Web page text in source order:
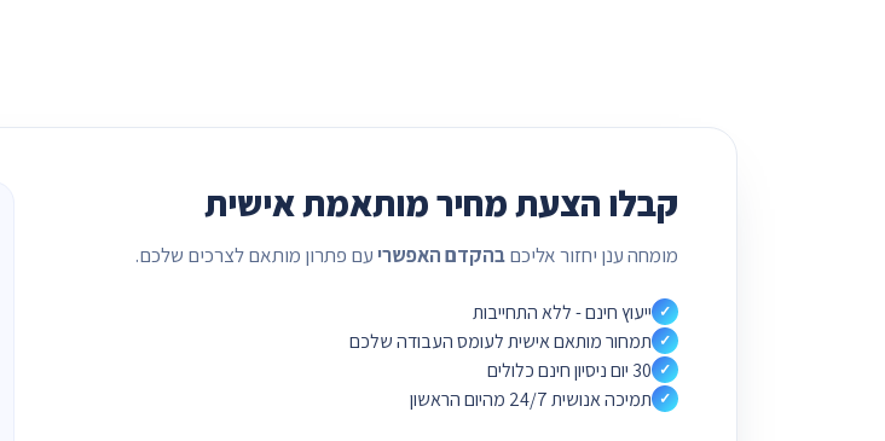
קבלו הצעת מחיר מותאמת אישית
מומחה ענן יחזור אליכםבהקדם האפשרי עם פתרון מותאם לצרכים שלכם.
✓ ייעוץ חינם - ללא התחייבות
✓ תמחור מותאם אישית לעומס העבודה שלכם
✓ 30 יום ניסיון חינם כלולים
✓ תמיכה אנושית 24/7 מהיום הראשון